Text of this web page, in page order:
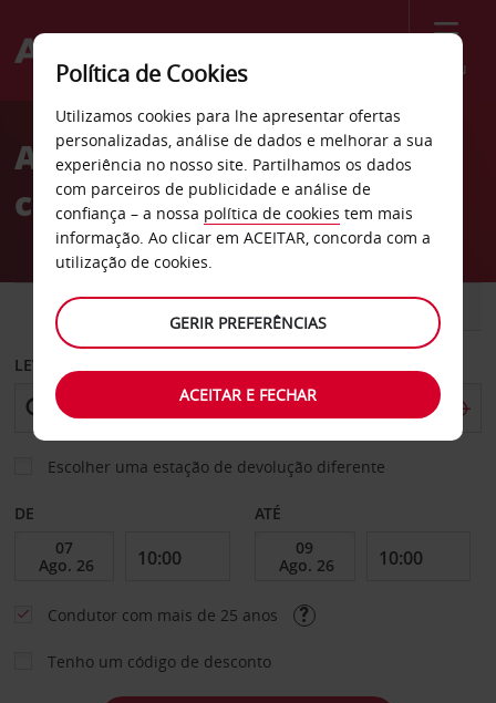
Menu
Welcome
AvisAluguer de
carros Finlândia
CARRO COMERCIAIS
LEVANTAR EM
Escolher uma estação de devolução diferente
DE ATÉ
Condutor com mais de 25 anos
Tenho um código de desconto
Política de Cookies
Utilizamos cookies para lhe apresentar ofertas
personalizadas, análise de dados e melhorar a sua
experiência no nosso site. Partilhamos os dados
com parceiros de publicidade e análise de
confiança – a nossa política de cookies tem mais
informação. Ao clicar em ACEITAR, concorda com a
utilização de cookies.
GERIR PREFERÊNCIAS
ACEITAR E FECHAR